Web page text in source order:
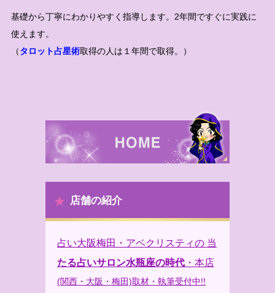
基礎から丁寧にわかりやすく指導します。2年間ですぐに実践に
使えます。
（タロット占星術取得の人は１年間で取得。）
店舗の紹介
占い大阪梅田・アベクリスティの 当
たる占いサロン水瓶座の時代 ・本店
(関西・大阪・梅田)取材・執筆受付中!!